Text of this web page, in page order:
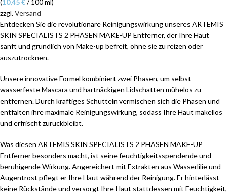
(10,45€/ 100 ml)
zzgl.Versand
Entdecken Sie die revolutionäre Reinigungswirkung unseres ARTEMIS
SKIN SPECIALISTS 2 PHASEN MAKE-UP Entferner, der Ihre Haut
sanft und gründlich von Make-up befreit, ohne sie zu reizen oder
auszutrocknen.
Unsere innovative Formel kombiniert zwei Phasen, um selbst
wasserfeste Mascara und hartnäckigen Lidschatten mühelos zu
entfernen. Durch kräftiges Schütteln vermischen sich die Phasen und
entfalten ihre maximale Reinigungswirkung, sodass Ihre Haut makellos
und erfrischt zurückbleibt.
Was diesen ARTEMIS SKIN SPECIALISTS 2 PHASEN MAKE-UP
Entferner besonders macht, ist seine feuchtigkeitsspendende und
beruhigende Wirkung. Angereichert mit Extrakten aus Wasserlilie und
Augentrost pflegt er Ihre Haut während der Reinigung. Er hinterlässt
keine Rückstände und versorgt Ihre Haut stattdessen mit Feuchtigkeit,